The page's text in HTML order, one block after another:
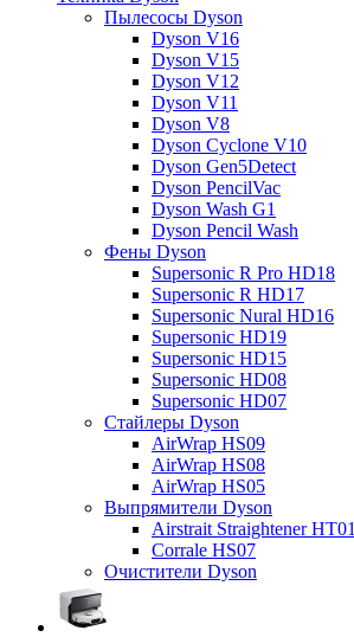
Пылесосы Dyson
Dyson V16
Dyson V15
Dyson V12
Dyson V11
Dyson V8
Dyson Cyclone V10
Dyson Gen5Detect
Dyson PencilVac
Dyson Wash G1
Dyson Pencil Wash
Фены Dyson
Supersonic R Pro HD18
Supersonic R HD17
Supersonic Nural HD16
Supersonic HD19
Supersonic HD15
Supersonic HD08
Supersonic HD07
Стайлеры Dyson
AirWrap HS09
AirWrap HS08
AirWrap HS05
Выпрямители Dyson
Airstrait Straightener HT01
Corrale HS07
Очистители Dyson